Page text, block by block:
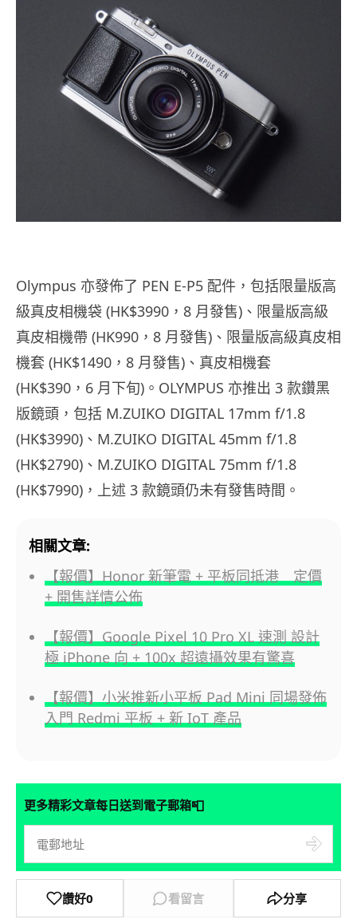
Olympus 亦發佈了 PEN E-P5 配件，包括限量版高
級真皮相機袋 (HK$3990，8 月發售)、限量版高級
真皮相機帶 (HK990，8 月發售)、限量版高級真皮相
機套 (HK$1490，8 月發售)、真皮相機套
(HK$390，6 月下旬)。OLYMPUS 亦推出 3 款鑽黑
版鏡頭，包括 M.ZUIKO DIGITAL 17mm f/1.8
(HK$3990)、M.ZUIKO DIGITAL 45mm f/1.8
(HK$2790)、M.ZUIKO DIGITAL 75mm f/1.8
(HK$7990)，上述 3 款鏡頭仍未有發售時間。
相關文章:
【報價】Honor 新筆電 + 平板同抵港 定價
+ 開售詳情公佈
【報價】Google Pixel 10 Pro XL 速測 設計
極 iPhone 向 + 100x 超遠攝效果有驚喜
【報價】小米推新小平板 Pad Mini 同場發佈
入門 Redmi 平板 + 新 IoT 產品
更多精彩文章每日送到電子郵箱📮
讚好0 看留言 分享